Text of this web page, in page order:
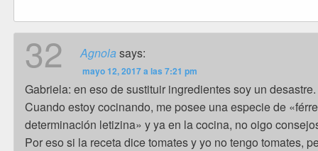
32 Agnolasays:
mayo 12, 2017 a las 7:21 pm
Gabriela: en eso de sustituir ingredientes soy un desastre.
Cuando estoy cocinando, me posee una especie de
determinación letizina» y ya en la cocina, no oigo
Por eso si la receta dice tomates y yo no tengo tomates,